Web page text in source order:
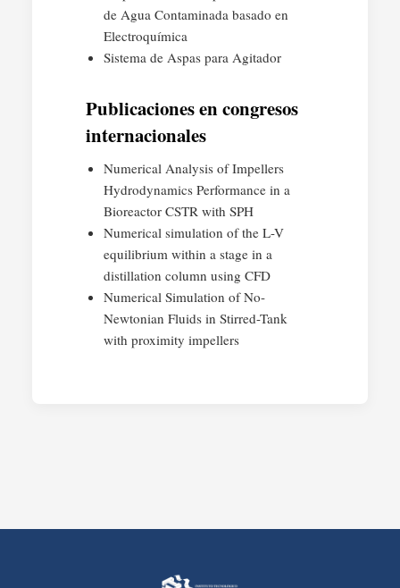
de Agua Contaminada basado en
Electroquímica
Sistema de Aspas para Agitador
Publicaciones en congresos
internacionales
Numerical Analysis of Impellers
Hydrodynamics Performance in a
Bioreactor CSTR with SPH
Numerical simulation of the L-V
equilibrium within a stage in a
distillation column using CFD
Numerical Simulation of No-
Newtonian Fluids in Stirred-Tank
with proximity impellers